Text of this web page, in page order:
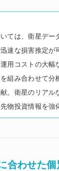
ては、衛星デー
速な損害推定が
用コストの大幅
組み合わせて分
。衛星のリアル
物投資情報を強
合わせた